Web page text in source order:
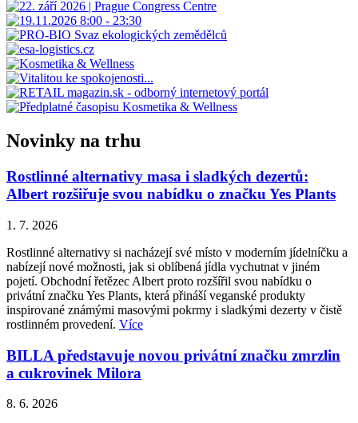
Novinky na trhu
Rostlinné alternativy masa i sladkých dezertů:
Albert rozšiřuje svou nabídku o značku Yes Plants
1. 7. 2026
Rostlinné alternativy si nacházejí své místo v moderním jídelníčku a
nabízejí nové možnosti, jak si oblíbená jídla vychutnat v jiném
pojetí. Obchodní řetězec Albert proto rozšířil svou nabídku o
privátní značku Yes Plants, která přináší veganské produkty
inspirované známými masovými pokrmy i sladkými dezerty v čistě
rostlinném provedení. Více
BILLA představuje novou privátní značku zmrzlin
a cukrovinek Milora
8. 6. 2026